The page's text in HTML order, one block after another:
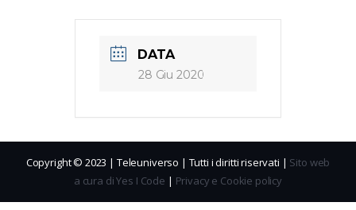
DATA
28 Giu 2020
Copyright © 2023 | Teleuniverso | Tutti i diritti riservati | Sito web
a cura di Yes I Code | Privacy e Cookie policy